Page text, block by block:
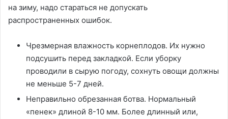
на зиму, надо стараться не допускать
распространенных ошибок.
Чрезмерная влажность корнеплодов. Их нужно
подсушить перед закладкой. Если уборку
проводили в сырую погоду, сохнуть овощи должны
не меньше 5-7 дней.
Неправильно обрезанная ботва. Нормальный
«пенек» длиной 8-10 мм. Более длинный или,